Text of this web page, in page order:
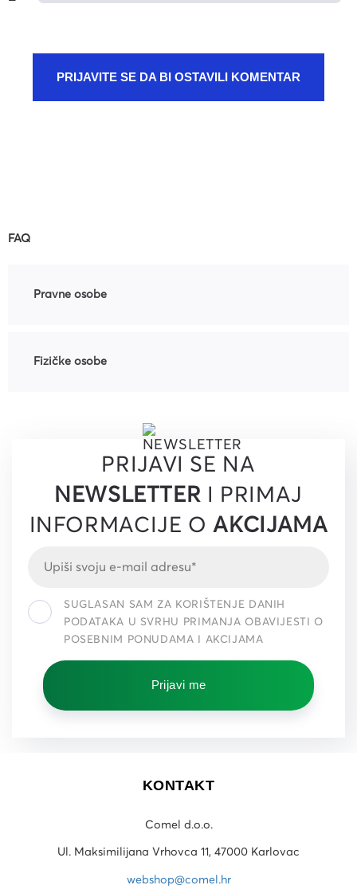
PRIJAVITE SE DA BI OSTAVILI KOMENTAR
FAQ
Pravne osobe
Fizičke osobe
PRIJAVI SE NA
NEWSLETTER I PRIMAJ
INFORMACIJE OAKCIJAMA
SUGLASAN SAM ZA KORIŠTENJE DANIH
PODATAKA U SVRHU PRIMANJA OBAVIJESTI O
POSEBNIM PONUDAMA I AKCIJAMA
Prijavi me
KONTAKT
Comel d.o.o.
Ul. Maksimilijana Vrhovca 11, 47000 Karlovac
webshop@comel.hr